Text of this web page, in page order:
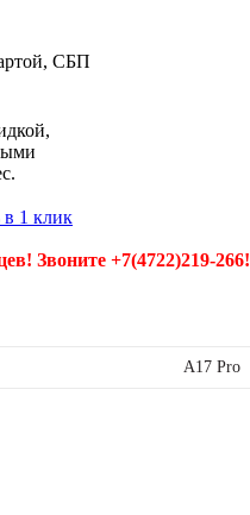
СБП
1 клик
Звоните +7(4722)219-266!
A17 Pro